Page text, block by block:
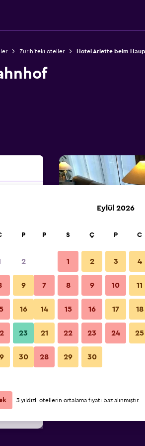
Zürih'teki oteller Hotel Arlette beim
Görüntüle
Görüntüle
Görüntüle
Lobi
Hotel Arlette beim
P
2
9
16
23
30
Eylül 2026
P S Ç P C
1 2 3 4
7 8 9 10 11
14 15 16 17 18
21 22 23 24 25
28 29 30
3 yıldızlı otellerin ortalama fiyatı baz alınmıştır.